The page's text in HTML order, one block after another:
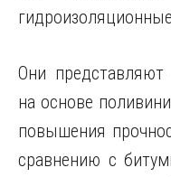
Они
на основе
повышения
сравнению с